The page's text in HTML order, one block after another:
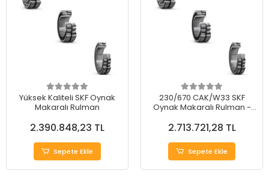
Yüksek Kaliteli SKF Oynak
Makaralı Rulman
2.390.848,23 TL
Sepete Ekle
230/670 CAK/W33 SKF
Oynak Makaralı Rulman -
2.713.721,28 TL
Sepete Ekle